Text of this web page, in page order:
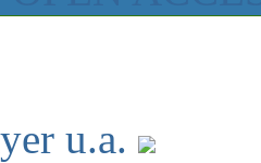
u.a.